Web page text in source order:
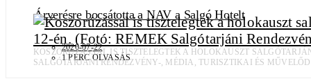
Árverésre bocsátotta a NAV a Salgó Hotelt
2026-07-22
1 PERC OLVASÁS
KOSZORÚZÁSSAL IS TISZTELEGTEK A HOLOKAUSZT
SALGÓTARJÁNI RENDEZVÉNY-, MÉDIA, TURISZTIKAI ÉS